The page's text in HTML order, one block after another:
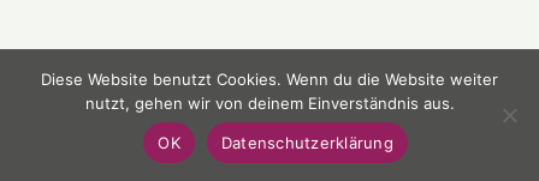
Kur-Royal Aktiv
Diese Website benutzt Cookies. Wenn du die Website weiter
nutzt, gehen wir von deinem Einverständnis aus.
OK Datenschutzerklärung